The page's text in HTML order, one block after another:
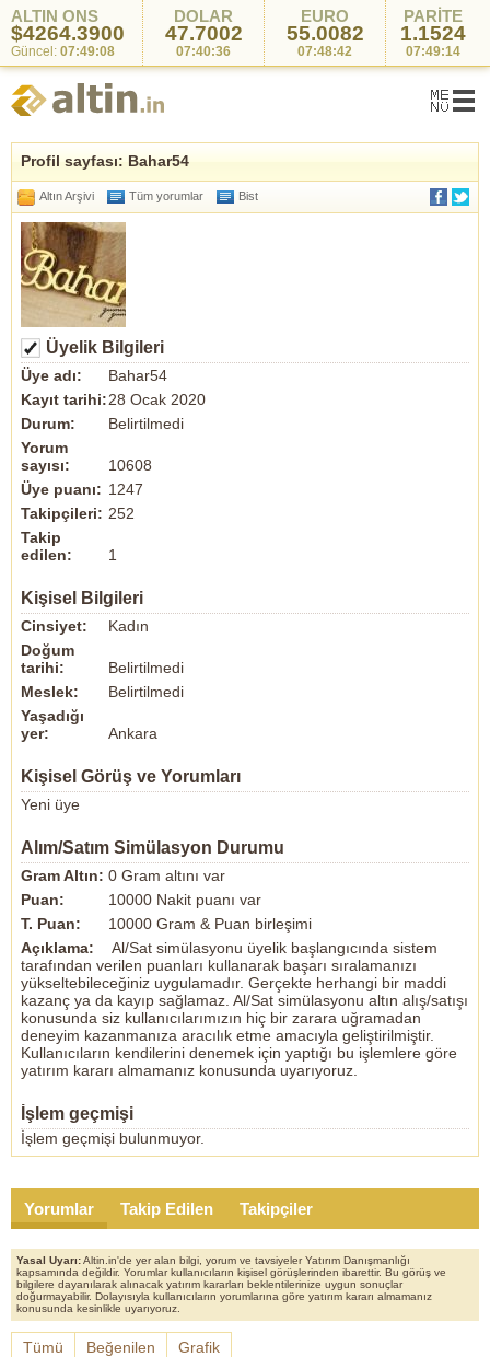
ALTIN ONS
$4264.3900
Güncel: 07:49:08
DOLAR
47.7002
07:40:36
EURO
55.0082
07:48:42
PARİTE
1.1524
07:49:14
Profil sayfası: Bahar54
Altın Arşivi Tüm yorumlar Bist
Üyelik Bilgileri
Üye adı:
Bahar54
Kayıt tarihi:28 Ocak 2020
Durum:
Belirtilmedi
Yorum
sayısı:
10608
Üye puanı: 1247
Takipçileri: 252
Takip
edilen:
1
Kişisel Bilgileri
Cinsiyet:
Kadın
Doğum
tarihi:
Belirtilmedi
Meslek:
Belirtilmedi
Yaşadığı
yer:
Ankara
Kişisel Görüş ve Yorumları
Yeni üye
Alım/Satım Simülasyon Durumu
Gram Altın: 0 Gram altını var
Puan:
10000 Nakit puanı var
T. Puan:
10000 Gram & Puan birleşimi
Açıklama:
Al/Sat simülasyonu üyelik başlangıcında sistem
tarafından verilen puanları kullanarak başarı sıralamanızı
yükseltebileceğiniz uygulamadır. Gerçekte herhangi bir maddi
kazanç ya da kayıp sağlamaz. Al/Sat simülasyonu altın alış/satışı
konusunda siz kullanıcılarımızın hiç bir zarara uğramadan
deneyim kazanmanıza aracılık etme amacıyla geliştirilmiştir.
Kullanıcıların kendilerini denemek için yaptığı bu işlemlere göre
yatırım kararı almamanız konusunda uyarıyoruz.
İşlem geçmişi
İşlem geçmişi bulunmuyor.
Yorumlar Takip Edilen Takipçiler
Yasal Uyarı:Altin.in'de yer alan bilgi, yorum ve tavsiyeler Yatırım Danışmanlığı
kapsamında değildir. Yorumlar kullanıcıların kişisel görüşlerinden ibarettir. Bu görüş ve
bilgilere dayanılarak alınacak yatırım kararları beklentilerinize uygun sonuçlar
doğurmayabilir. Dolayısıyla kullanıcıların yorumlarına göre yatırım kararı almamanız
konusunda kesinlikle uyarıyoruz.
Tümü Beğenilen Grafik